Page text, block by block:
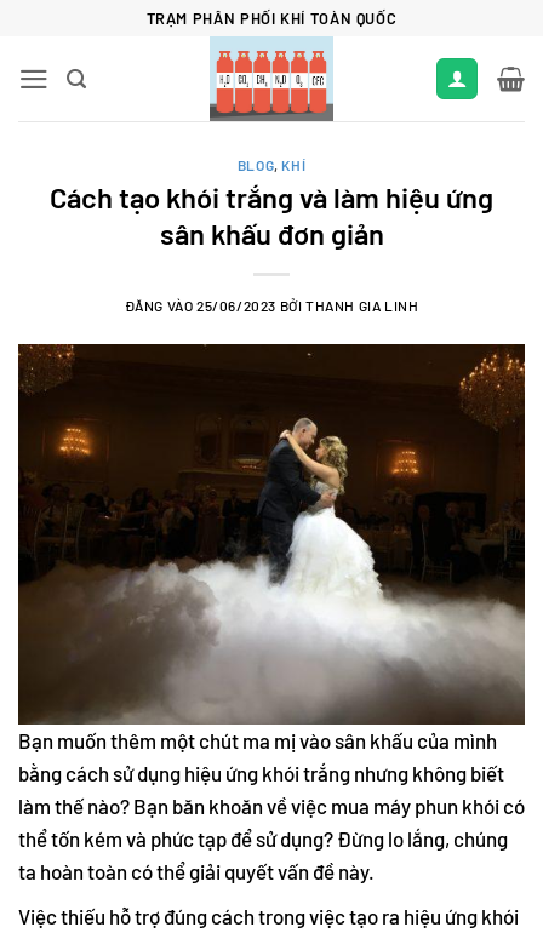
nội
TRẠM PHÂN PHỐI KHÍ TOÀN QUỐC
BLOG, KHÍ
Cách tạo khói trắng và làm hiệu ứng
sân khấu đơn giản
ĐĂNG VÀO25/06/2023 BỞI THANH GIA LINH
Bạn muốn thêm một chút ma mị vào sân khấu của mình
bằng cách sử dụng hiệu ứng khói trắng nhưng không biết
làm thế nào? Bạn băn khoăn về việc mua máy phun khói có
thể tốn kém và phức tạp để sử dụng? Đừng lo lắng, chúng
ta hoàn toàn có thể giải quyết vấn đề này.
Việc thiếu hỗ trợ đúng cách trong việc tạo ra hiệu ứng khói